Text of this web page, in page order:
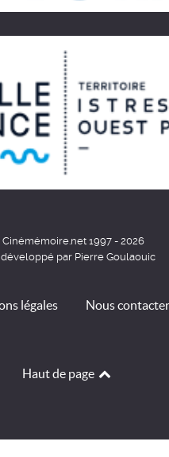
1997 - 2026
par Pierre Goulaouic
légales Nous contacter
Haut de page